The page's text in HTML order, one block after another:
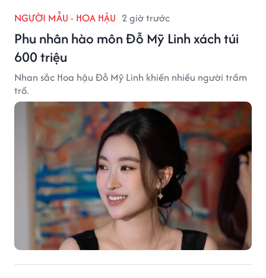
NGƯỜI MẪU - HOA HẬU 2 giờ trước
Phu nhân hào môn Đỗ Mỹ Linh xách túi
600 triệu
Nhan sắc Hoa hậu Đỗ Mỹ Linh khiến nhiều người trầm
trồ.